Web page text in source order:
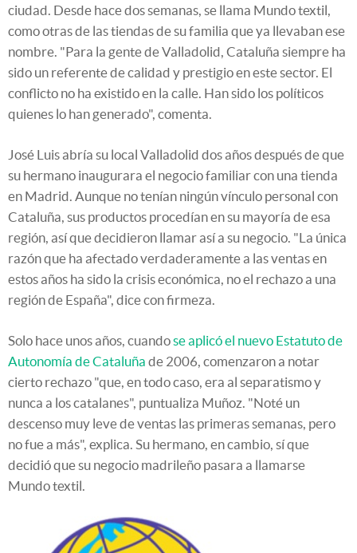
ciudad. Desde hace dos semanas, se llama Mundo textil,
como otras de las tiendas de su familia que ya llevaban ese
nombre. "Para la gente de Valladolid, Cataluña siempre ha
sido un referente de calidad y prestigio en este sector. El
conflicto no ha existido en la calle. Han sido los políticos
quienes lo han generado", comenta.
José Luis abría su local Valladolid dos años después de que
su hermano inaugurara el negocio familiar con una tienda
en Madrid. Aunque no tenían ningún vínculo personal con
Cataluña, sus productos procedían en su mayoría de esa
región, así que decidieron llamar así a su negocio. "La única
razón que ha afectado verdaderamente a las ventas en
estos años ha sido la crisis económica, no el rechazo a una
región de España", dice con firmeza.
Solo hace unos años, cuandose aplicó el nuevo Estatuto de
Autonomía de Cataluña de 2006, comenzaron a notar
cierto rechazo "que, en todo caso, era al separatismo y
nunca a los catalanes", puntualiza Muñoz. "Noté un
descenso muy leve de ventas las primeras semanas, pero
no fue a más", explica. Su hermano, en cambio, sí que
decidió que su negocio madrileño pasara a llamarse
Mundo textil.